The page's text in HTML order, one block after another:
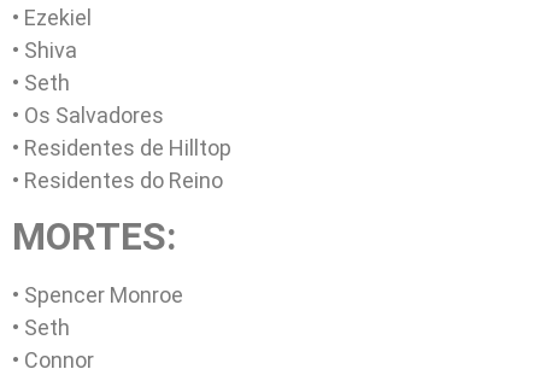
• Ezekiel
• Shiva
• Seth
• Os Salvadores
• Residentes de Hilltop
• Residentes do Reino
MORTES:
• Spencer Monroe
• Seth
• Connor